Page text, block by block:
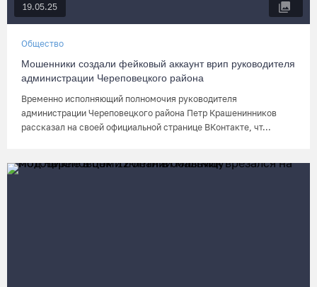
19.05.25
Общество
Мошенники создали фейковый аккаунт врип руководителя
администрации Череповецкого района
Временно исполняющий полномочия руководителя
администрации Череповецкого района Петр Крашенинников
рассказал на своей официальной странице ВКонтакте, чт...